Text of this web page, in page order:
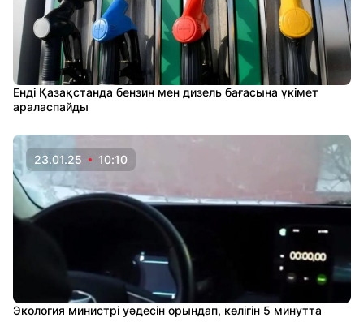
Енді Қазақстанда бензин мен дизель бағасына үкімет
араласпайды
23.01.25 10:10
Экология министрі уәдесін орындап, көлігін 5 минутта